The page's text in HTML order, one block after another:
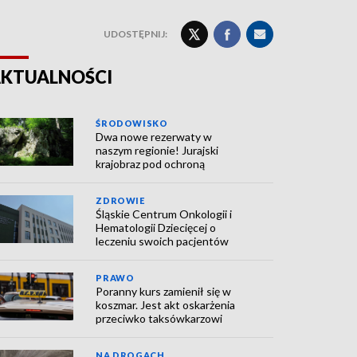
UDOSTĘPNIJ:
ŚRODOWISKO
Dwa nowe rezerwaty w
naszym regionie! Jurajski
krajobraz pod ochroną
ZDROWIE
Śląskie Centrum Onkologii i
Hematologii Dziecięcej o
leczeniu swoich pacjentów
PRAWO
Poranny kurs zamienił się w
koszmar. Jest akt oskarżenia
przeciwko taksówkarzowi